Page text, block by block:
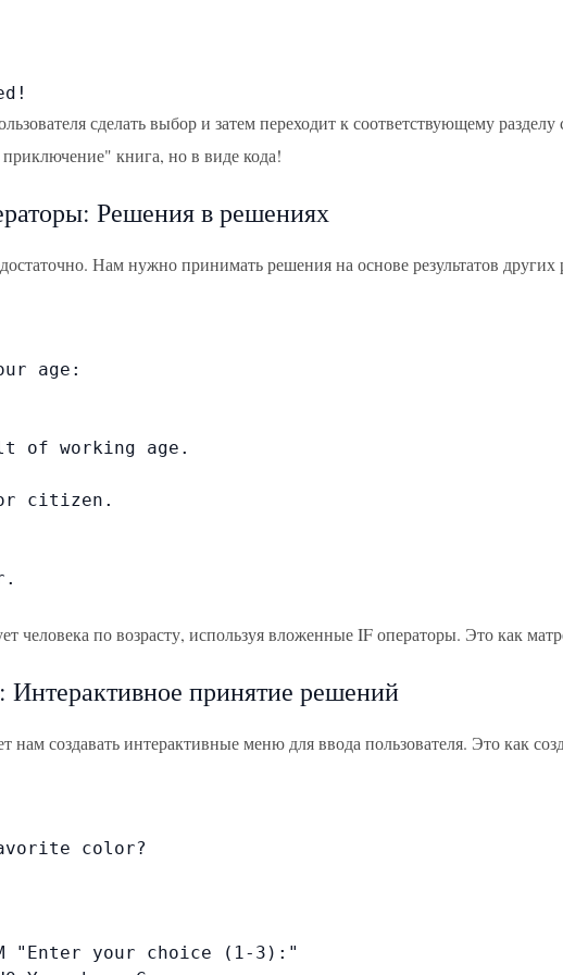
сделать выбор и затем переходит к соответствующему
книга, но в виде кода!
Решения в решениях
Нам нужно принимать решения на основе результатов
age:
of working age.
citizen.
человека по возрасту, используя вложенные IF операторы. Это как
принятие решений
нам создавать интерактивные меню для ввода пользователя. Это как
color?
M "Enter your choice (1-3):"